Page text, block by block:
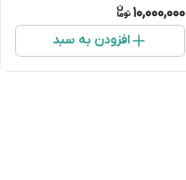
10,000,000
افزودن به سبد